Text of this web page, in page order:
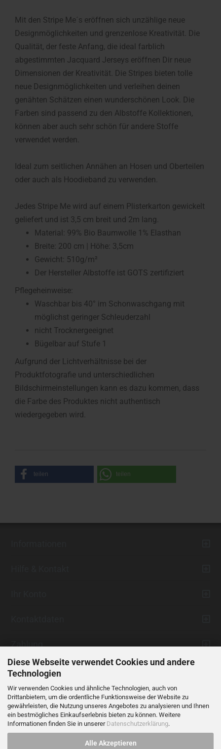
Diese Webseite verwendet Cookies und andere
Technologien
Wir verwenden Cookies und ähnliche Technologien, auch von
Drittanbietern, um die ordentliche Funktionsweise der Website zu
gewährleisten, die Nutzung unseres Angebotes zu analysieren und Ihnen
ein bestmögliches Einkaufserlebnis bieten zu können. Weitere
Informationen finden Sie in unserer Datenschutzerklärung.
Alle Akzeptieren
Mit den Stripe Me´s eröffnen sich unzählige neue
Designmöglichkeiten und grenzenlose Kreativität. Die
Qualität, der feste Anfang, die ideal farblich
abgestimmten Jacquard Jerseys eröffnen Dir neue
Dimensionen der Kreativität. Die Stripes bieten tolle
neue Designmöglichkeiten und verleihen deinen
genähten Schätzen einen wunderschönen Look. Die
Farben sind passend zu den Albstoffe Kollektionen,
können aber auch sehr schön für andere Stoffe
verwendet werden.
Ideal zum seitlichen Annähen an Hosen und Oberteilen
oder auch als Hoodieband zu verwenden.
Jedes Stripe Me wird auf einem Plisterkarton gewickelt
geliefert und ist 3,5 cm breit und 2m lang.
Material: 99% Bio Baumwolle 1% Elasthan
Breite: 200 cm | Höhe: 3,5cm
Gewicht: 510g/m²
Der Hersteller Albstoffe ist GOTS zertifiziert
Pflegeheinweise:
Waschbar bis 40° im Schonwaschgang mit
möglichst geringer Schleuderzahl
nicht Trocknergeeignet
Bügelbar auf Stufe 1
Aufgrund der Lichtverhältnisse bei der
Produktfotografie und unterschiedlichen
Bildschirmeinstellungen kann es dazu kommen, dass
die Farbe des Produktes nicht authentisch
wiedergegeben wird.
teilen teilen
Zahlung
Vertrag widerrufen